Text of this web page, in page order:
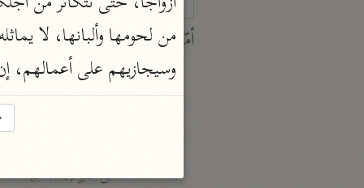
characters for results.
أمّهات
جامع البيان
ابن جرير الطبري (٣١٠ هـ)
ابن كثير (٧٧٤ هـ)
وسيجازيهم على أعمالهم،